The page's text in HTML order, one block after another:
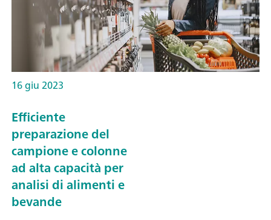
16 giu 2023
Efficiente
preparazione del
campione e colonne
ad alta capacità per
analisi di alimenti e
bevande